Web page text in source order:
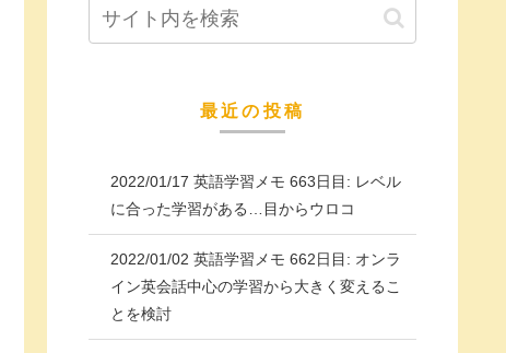
最近の投稿
2022/01/17 英語学習メモ 663日目: レベル
に合った学習がある…目からウロコ
2022/01/02 英語学習メモ 662日目: オンラ
イン英会話中心の学習から大きく変えるこ
とを検討